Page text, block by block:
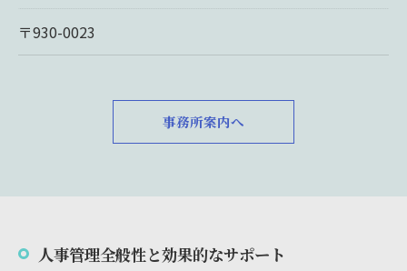
〒930-0023
事務所案内へ
人事管理全般性と効果的なサポート